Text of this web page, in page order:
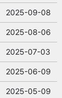
2025-09-08
2025-08-06
2025-07-03
2025-06-09
2025-05-09